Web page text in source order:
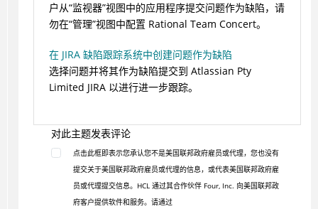
户从“监视器”视图中的应用程序提交问题作为缺陷，请
勿在“管理”视图中配置 Rational Team Concert。
在 JIRA 缺陷跟踪系统中创建问题作为缺陷
选择问题并将其作为缺陷提交到 Atlassian Pty
Limited JIRA 以进行进一步跟踪。
对此主题发表评论
点击此框即表示您承认您不是美国联邦政府雇员或代理，您也没有
提交关于美国联邦政府雇员或代理的信息，或代表美国联邦政府雇
员或代理提交信息。HCL 通过其合作伙伴 Four, Inc. 向美国联邦政
府客户提供软件和服务。请通过